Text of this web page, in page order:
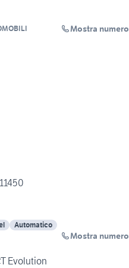
Mostra numero
Automatico
Mostra numero
Evolution